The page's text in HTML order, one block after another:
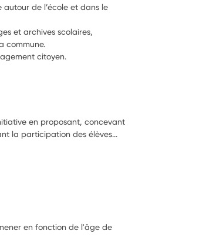
de l’école et dans le
et archives scolaires,
commune.
citoyen.
en proposant, concevant
la participation des élèves...
en fonction de l'âge de